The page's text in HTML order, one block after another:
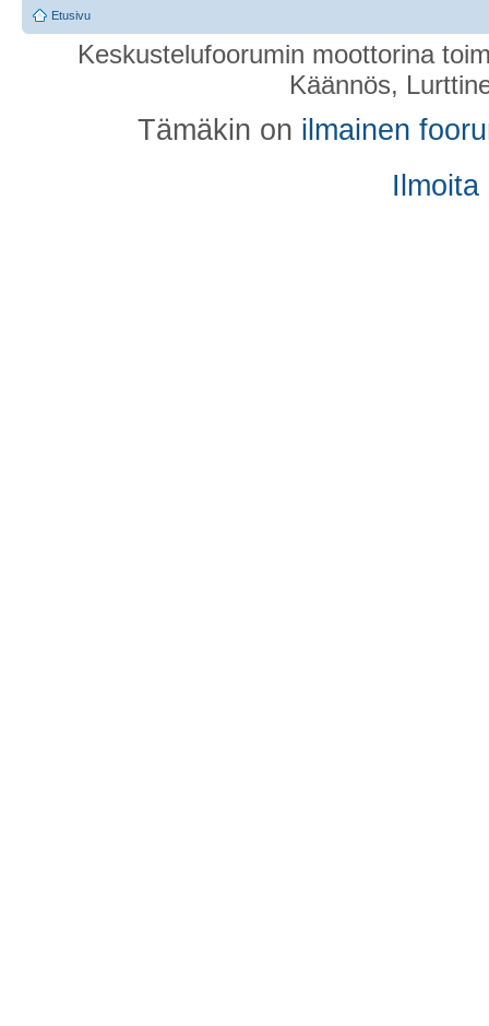
Etusivu
Keskustelufoorumin moottorina
Käännös,
Tämäkin on ilmainen